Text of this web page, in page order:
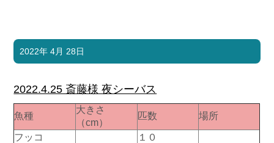
2022年 4月 28日
2022.4.25 斎藤様 夜シーバス
魚種
大きさ
（cm）
匹数 場所
フッコ １０